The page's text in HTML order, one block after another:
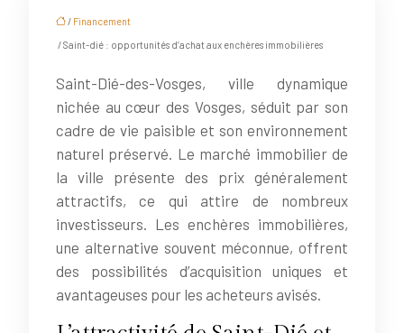
/ Financement
/ Saint-dié : opportunités d’achat aux enchères immobilières
Saint-Dié-des-Vosges, ville dynamique
nichée au cœur des Vosges, séduit par son
cadre de vie paisible et son environnement
naturel préservé. Le marché immobilier de
la ville présente des prix généralement
attractifs, ce qui attire de nombreux
investisseurs. Les enchères immobilières,
une alternative souvent méconnue, offrent
des possibilités d’acquisition uniques et
avantageuses pour les acheteurs avisés.